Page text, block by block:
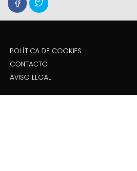
POLÍTICA DE COOKIES
CONTACTO
AVISO LEGAL